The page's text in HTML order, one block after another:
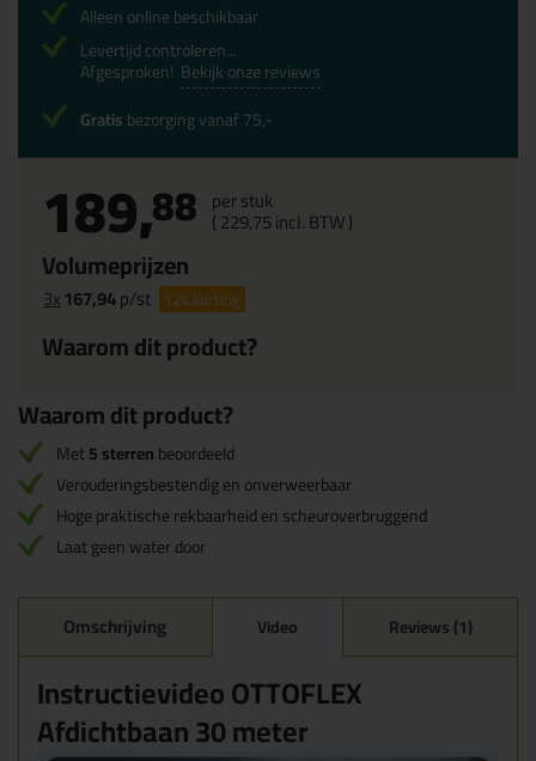
189,88 per stuk
(229,75incl. BTW )
Volumeprijzen
3x167,94p/st 12%korting
Waarom dit product?
Alleen online beschikbaar
Levertijd controleren...
Afgesproken! Bekijk onze reviews
Gratisbezorging vanaf 75,-
Waarom dit product?
Met5 sterrenbeoordeeld
Verouderingsbestendig en onverweerbaar
Hoge praktische rekbaarheid en scheuroverbruggend
Laat geen water door
Omschrijving Video Reviews (1)
Instructievideo OTTOFLEX
Afdichtbaan 30 meter